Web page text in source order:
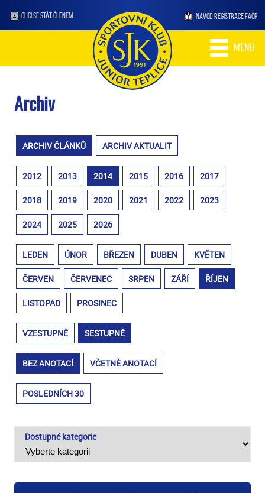
CHCI SE STÁT ČLENEM NÁVOD REGISTRACE FAČR
MENU
Archiv
ARCHIV ČLÁNKŮ ARCHIV AKTUALIT
2012 2013 2014 2015 2016 2017
2018 2019 2020 2021 2022 2023
2024 2025 2026
LEDEN ÚNOR BŘEZEN DUBEN KVĚTEN
ČERVEN ČERVENEC SRPEN ZÁŘÍ ŘÍJEN
LISTOPAD PROSINEC
VZESTUPNĚ SESTUPNĚ
BEZ ANOTACÍ VČETNĚ ANOTACÍ
POSLEDNÍCH 30
Dostupné kategorie